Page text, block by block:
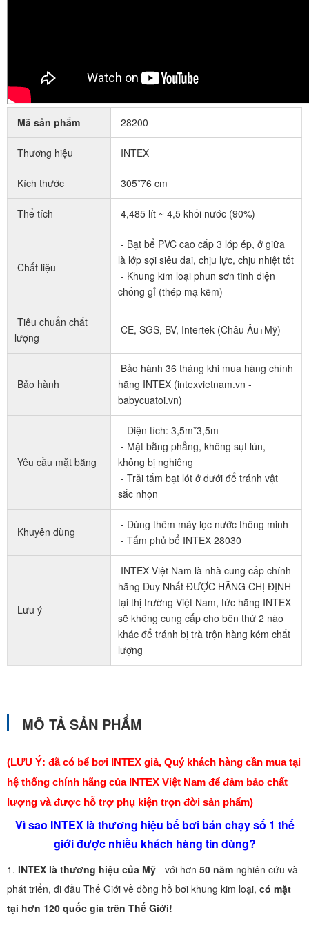
Mã sản phẩm 28200
Thương hiệu INTEX
Kích thước 305*76 cm
Thể tích 4,485 lít ~ 4,5 khối nước (90%)
Chất liệu
- Bạt bể PVC cao cấp 3 lớp ép, ở giữa
là lớp sợi siêu dai, chịu lực, chịu nhiệt tốt
- Khung kim loại phun sơn tĩnh điện
chống gỉ (thép mạ kẽm)
Tiêu chuẩn chất
lượng
CE, SGS, BV, Intertek (Châu Âu+Mỹ)
Bảo hành
Bảo hành 36 tháng khi mua hàng chính
hãng INTEX (intexvietnam.vn -
babycuatoi.vn)
Yêu cầu mặt bằng
- Diện tích: 3,5m*3,5m
- Mặt bằng phẳng, không sụt lún,
không bị nghiêng
- Trải tấm bạt lót ở dưới để tránh vật
sắc nhọn
Khuyên dùng
- Dùng thêm máy lọc nước thông minh
- Tấm phủ bể INTEX 28030
Lưu ý
INTEX Việt Nam là nhà cung cấp chính
hãng Duy Nhất ĐƯỢC HÃNG CHỊ ĐỊNH
tại thị trường Việt Nam, tức hãng INTEX
sẽ không cung cấp cho bên thứ 2 nào
khác để tránh bị trà trộn hàng kém chất
lượng
MÔ TẢ SẢN PHẨM
(LƯU Ý: đã có bể bơi INTEX giả, Quý khách hàng cần mua tại
hệ thống chính hãng của INTEX Việt Nam để đảm bảo chất
lượng và được hỗ trợ phụ kiện trọn đời sản phẩm)
Vì sao INTEX là thương hiệu bể bơi bán chạy số 1 thế
giới được nhiều khách hàng tin dùng?
1. INTEX là thương hiệu của Mỹ - với hơn 50 năm nghiên cứu và
phát triển, đi đầu Thế Giới về dòng hồ bơi khung kim loại, có mặt
tại hơn 120 quốc gia trên Thế Giới!